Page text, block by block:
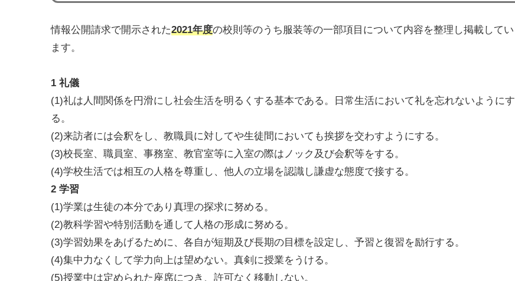
情報公開請求で開示された2021年度の校則等のうち服装等の一部項目について内容を整理し掲載してい
ます。
1 礼儀
(1)礼は人間関係を円滑にし社会生活を明るくする基本である。日常生活において礼を忘れないようにす
る。
(2)来訪者には会釈をし、教職員に対してや生徒間においても挨拶を交わすようにする。
(3)校長室、職員室、事務室、教官室等に入室の際はノック及び会釈等をする。
(4)学校生活では相互の人格を尊重し、他人の立場を認識し謙虚な態度で接する。
2 学習
(1)学業は生徒の本分であり真理の探求に努める。
(2)教科学習や特別活動を通して人格の形成に努める。
(3)学習効果をあげるために、各自が短期及び長期の目標を設定し、予習と復習を励行する。
(4)集中力なくして学力向上は望めない。真剣に授業をうける。
(5)授業中は定められた座席につき、許可なく移動しない。